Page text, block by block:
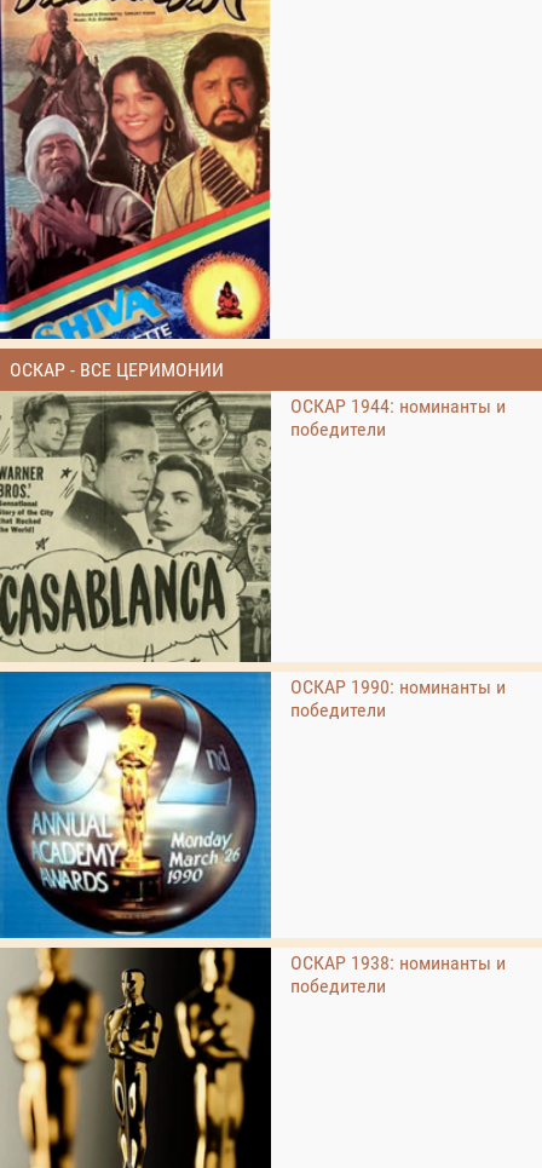
ОСКАР - ВСЕ ЦЕРИМОНИИ
ОСКАР 1944: номинанты и
победители
ОСКАР 1990: номинанты и
победители
ОСКАР 1938: номинанты и
победители